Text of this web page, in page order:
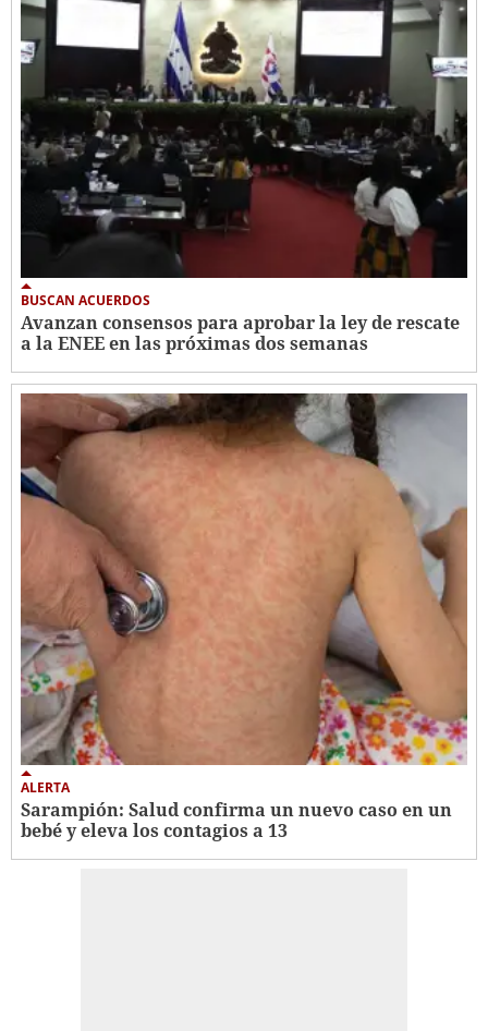
BUSCAN ACUERDOS
Avanzan consensos para aprobar la ley de rescate
a la ENEE en las próximas dos semanas
ALERTA
Sarampión: Salud confirma un nuevo caso en un
bebé y eleva los contagios a 13